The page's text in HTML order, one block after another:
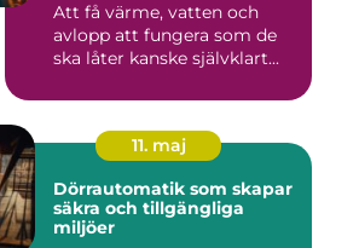
Att få värme, vatten och
avlopp att fungera som de
ska låter kanske självklart...
11. maj
Dörrautomatik som skapar
säkra och tillgängliga
miljöer